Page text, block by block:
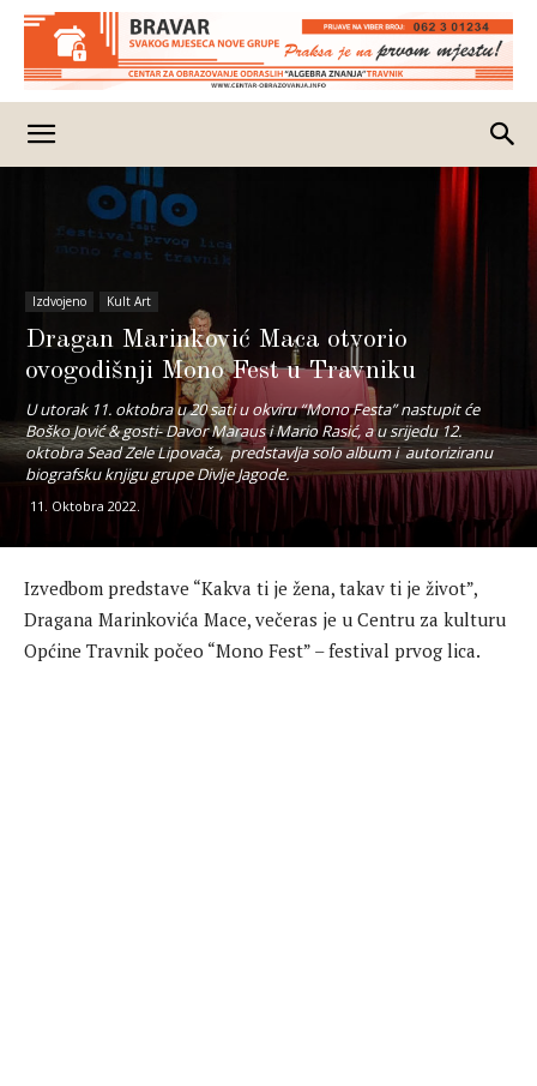
Izdvojeno Kult Art
Dragan Marinković Maca otvorio
ovogodišnji Mono Fest u Travniku
U utorak 11. oktobra u 20 sati u okviru “Mono Festa” nastupit će
Boško Jović & gosti- Davor Maraus i Mario Rasić, a u srijedu 12.
oktobra Sead Zele Lipovača, predstavlja solo album i autoriziranu
biografsku knjigu grupe Divlje Jagode.
11. Oktobra 2022.
Izvedbom predstave “Kakva ti je žena, takav ti je život”,
Dragana Marinkovića Mace, večeras je u Centru za kulturu
Općine Travnik počeo “Mono Fest” – festival prvog lica.